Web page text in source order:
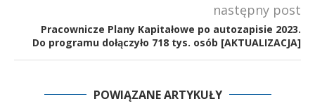
następny post
Pracownicze Plany Kapitałowe po autozapisie 2023.
Do programu dołączyło 718 tys. osób [AKTUALIZACJA]
POWIĄZANE ARTYKUŁY